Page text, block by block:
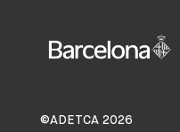
©ADETCA 2026